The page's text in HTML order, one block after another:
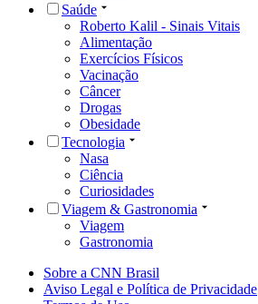
Saúde
Roberto Kalil - Sinais Vitais
Alimentação
Exercícios Físicos
Vacinação
Câncer
Drogas
Obesidade
Tecnologia
Nasa
Ciência
Curiosidades
Viagem & Gastronomia
Viagem
Gastronomia
Sobre a CNN Brasil
Aviso Legal e Política de Privacidade